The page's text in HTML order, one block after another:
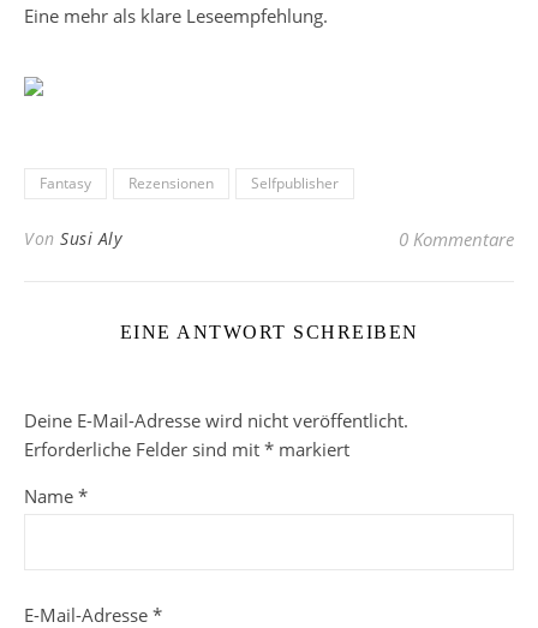
Eine mehr als klare Leseempfehlung.
Fantasy Rezensionen Selfpublisher
Von Susi Aly 0 Kommentare
EINE ANTWORT SCHREIBEN
Deine E-Mail-Adresse wird nicht veröffentlicht.
Erforderliche Felder sind mit * markiert
Name *
E-Mail-Adresse *